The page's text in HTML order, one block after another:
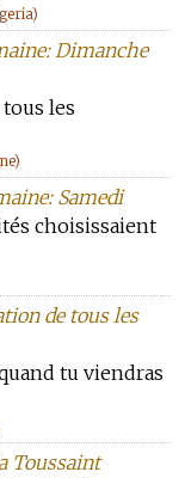
Dimanche
les
Samedi
choisissaient
de tous les
tu viendras
Toussaint